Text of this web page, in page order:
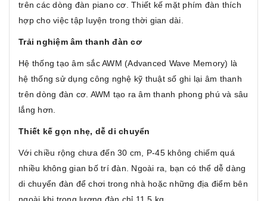
trên các dòng đàn piano cơ. Thiết kế mặt phím đàn thích
hợp cho việc tập luyện trong thời gian dài.
Trải nghiệm âm thanh đàn cơ
Hệ thống tạo âm sắc AWM (Advanced Wave Memory) là
hệ thống sử dụng công nghệ kỹ thuật số ghi lại âm thanh
trên dòng đàn cơ. AWM tạo ra âm thanh phong phú và sâu
lắng hơn.
Thiết kế gọn nhẹ, dễ di chuyển
Với chiều rộng chưa đến 30 cm, P-45 không chiếm quá
nhiều không gian bố trí đàn. Ngoài ra, bạn có thể dễ dàng
di chuyển đàn để chơi trong nhà hoặc những địa điểm bên